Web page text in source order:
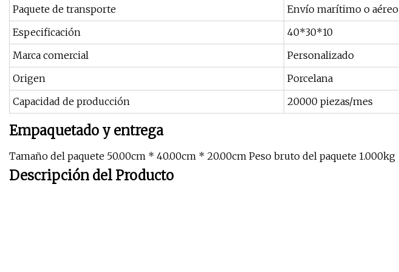
Paquete de transporte
Envío marítimo o aéreo
Especificación
40*30*10
Marca comercial
Personalizado
Origen
Porcelana
Capacidad de producción
20000 piezas/mes
Empaquetado y entrega
Tamaño del paquete 50.00cm * 40.00cm * 20.00cm Peso bruto del paquete 1.000kg
Descripción del Producto